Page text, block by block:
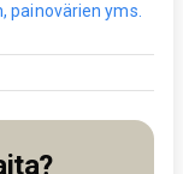
painovärien yms.